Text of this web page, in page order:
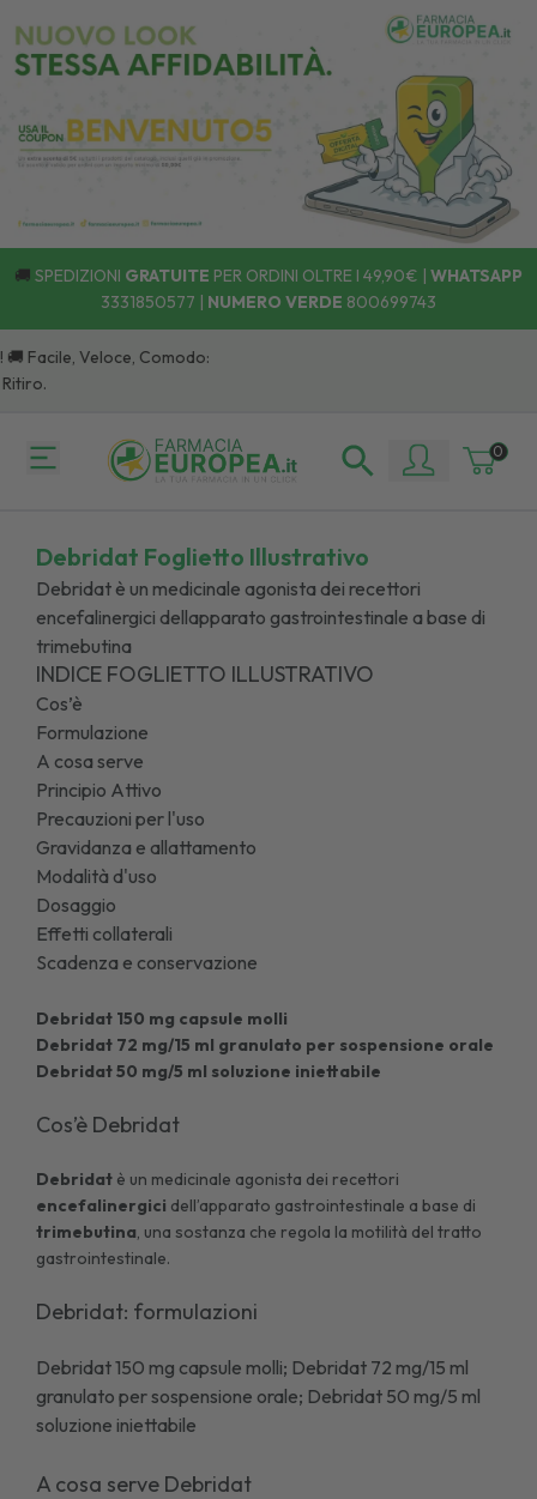
🚚 SPEDIZIONI GRATUITE PER ORDINI OLTRE I 49,90€ | WHATSAPP
3331850577 | NUMERO VERDE 800699743
Veloce, Comodo:
0
Debridat Foglietto Illustrativo
Debridat è un medicinale agonista dei recettori
encefalinergici dellapparato gastrointestinale a base di
trimebutina
INDICE FOGLIETTO ILLUSTRATIVO
Cos’è
Formulazione
A cosa serve
Principio Attivo
Precauzioni per l'uso
Gravidanza e allattamento
Modalità d'uso
Dosaggio
Effetti collaterali
Scadenza e conservazione
Debridat 150 mg capsule molli
Debridat 72 mg/15 ml granulato per sospensione orale
Debridat 50 mg/5 ml soluzione iniettabile
Cos’è Debridat
Debridat è un medicinale agonista dei recettori
encefalinergici dell’apparato gastrointestinale a base di
trimebutina, una sostanza che regola la motilità del tratto
gastrointestinale.
Debridat: formulazioni
Debridat 150 mg capsule molli; Debridat 72 mg/15 ml
granulato per sospensione orale; Debridat 50 mg/5 ml
soluzione iniettabile
A cosa serve Debridat